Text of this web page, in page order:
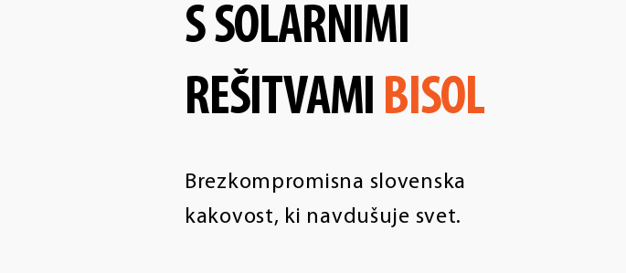
S SOLARNIMI
REŠITVAMI BISOL
Brezkompromisna slovenska
kakovost, ki navdušuje svet.